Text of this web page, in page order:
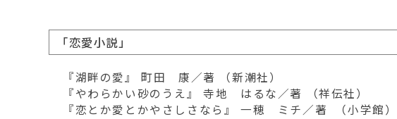
「恋愛小説」
『湖畔の愛』 町田 康／著 （新潮社）
『やわらかい砂のうえ』 寺地 はるな／著 （祥伝社）
『恋とか愛とかやさしさなら』 一穂 ミチ／著 （小学館）